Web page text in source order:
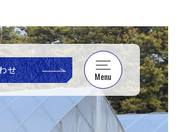
せ
Menu